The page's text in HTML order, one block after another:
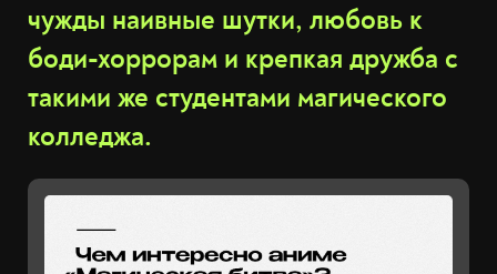
чужды наивные шутки, любовь к
боди-хоррорам и крепкая дружба с
такими же студентами магического
колледжа.